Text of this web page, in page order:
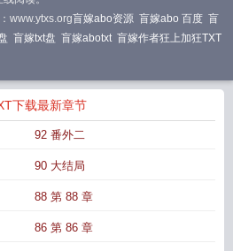
www.ytxs.org盲嫁abo资源 盲嫁abo 百度 盲
盲嫁txt盘 盲嫁abotxt 盲嫁作者狂上加狂TXT
下载最新章节
92 番外二
90 大结局
88 第 88 章
86 第 86 章